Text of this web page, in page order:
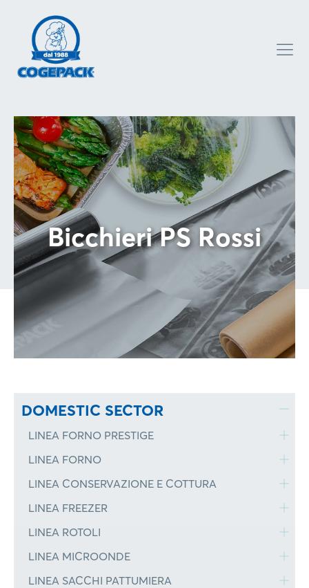
Bicchieri PS Rossi
DOMESTIC SECTOR
LINEA FORNO PRESTIGE
LINEA FORNO
LINEA CONSERVAZIONE E COTTURA
LINEA FREEZER
LINEA ROTOLI
LINEA MICROONDE
LINEA SACCHI PATTUMIERA